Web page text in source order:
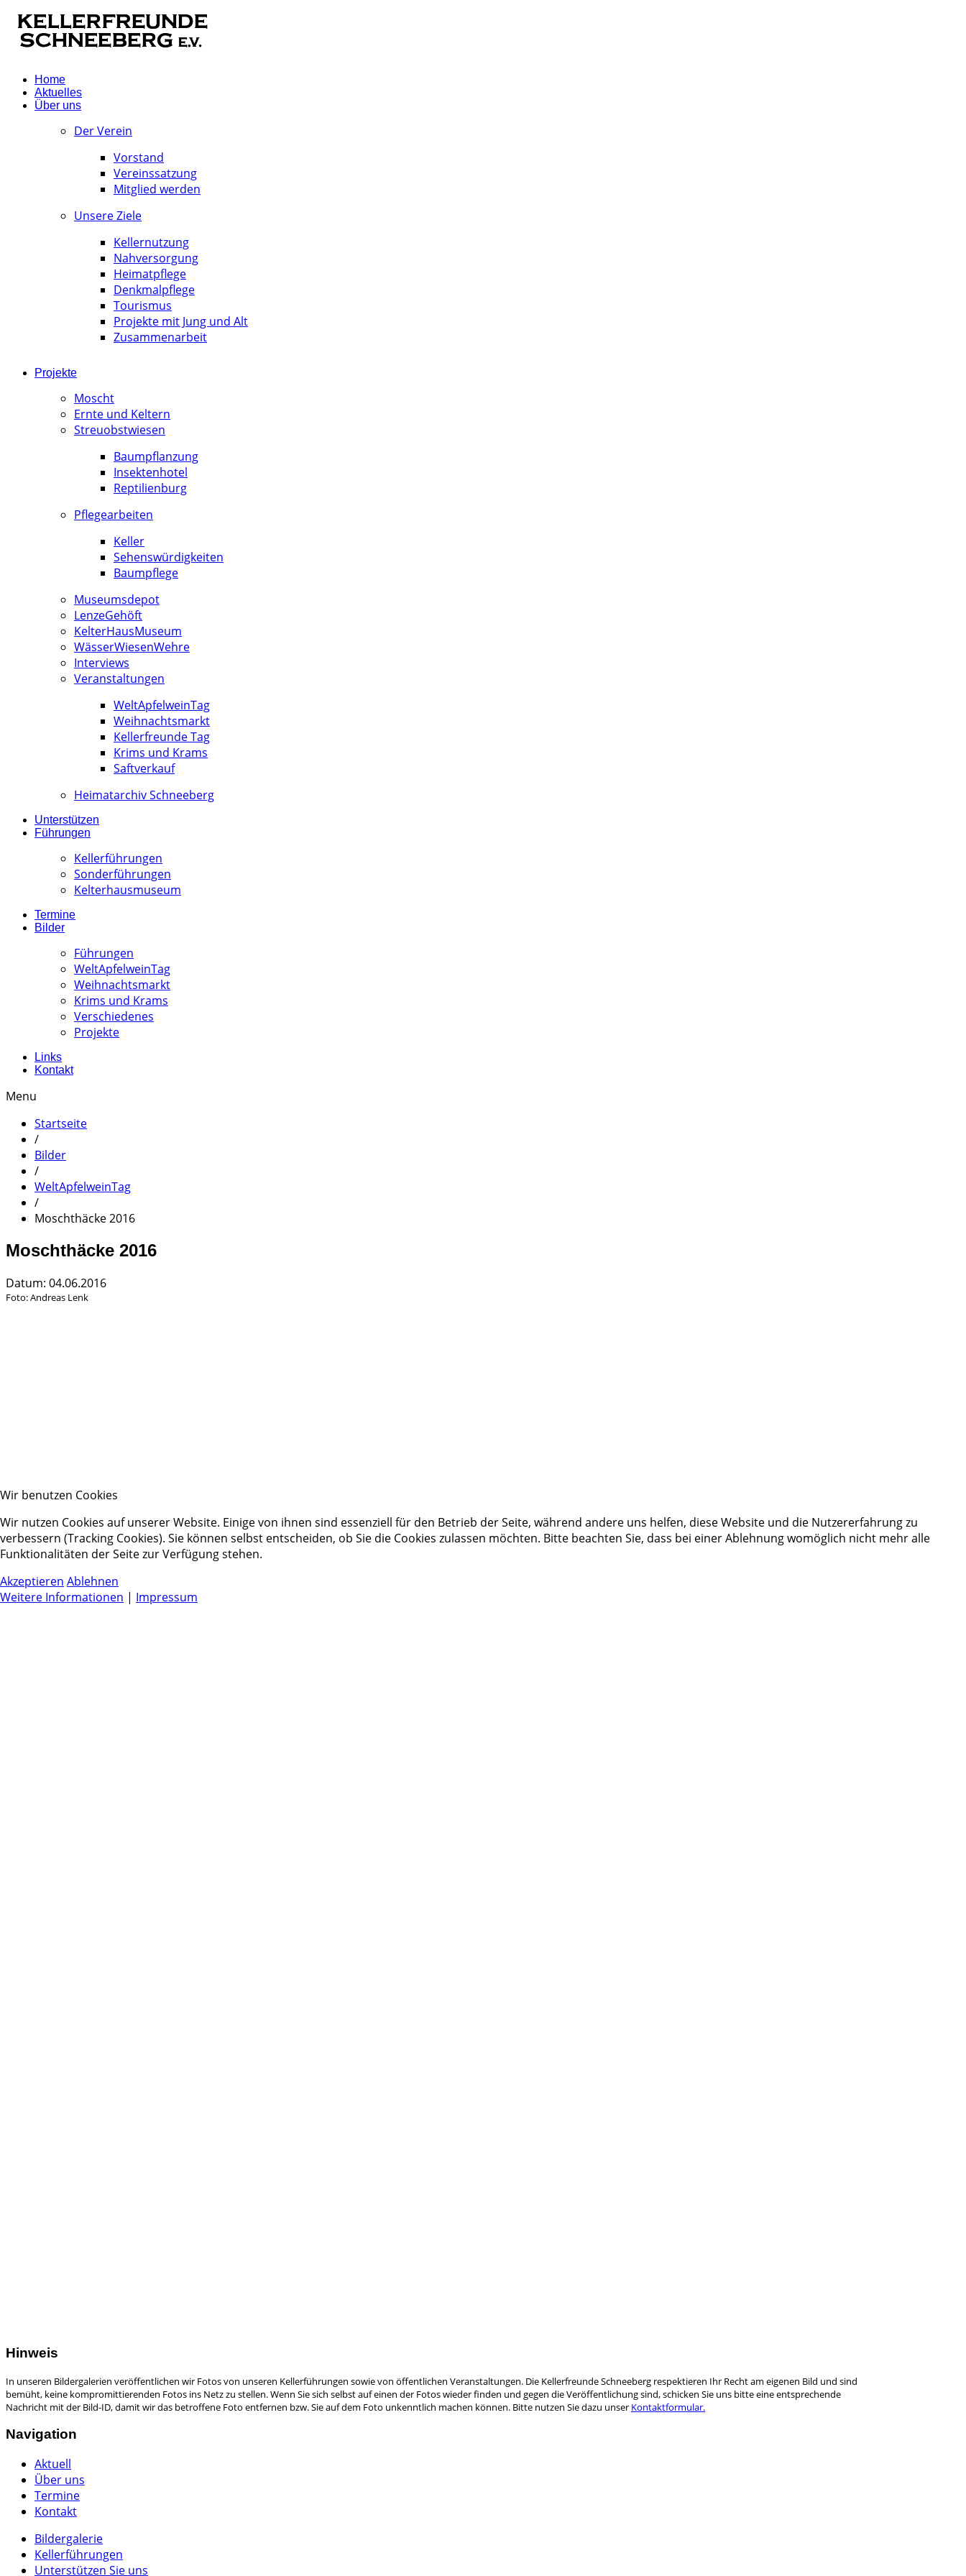
Home
Aktuelles
Über uns
Der Verein
Vorstand
Vereinssatzung
Mitglied werden
Unsere Ziele
Kellernutzung
Nahversorgung
Heimatpflege
Denkmalpflege
Tourismus
Projekte mit Jung und Alt
Zusammenarbeit
Projekte
Moscht
Ernte und Keltern
Streuobstwiesen
Baumpflanzung
Insektenhotel
Reptilienburg
Pflegearbeiten
Keller
Sehenswürdigkeiten
Baumpflege
Museumsdepot
LenzeGehöft
KelterHausMuseum
WässerWiesenWehre
Interviews
Veranstaltungen
WeltApfelweinTag
Weihnachtsmarkt
Kellerfreunde Tag
Krims und Krams
Saftverkauf
Heimatarchiv Schneeberg
Unterstützen
Führungen
Kellerführungen
Sonderführungen
Kelterhausmuseum
Termine
Bilder
Führungen
WeltApfelweinTag
Weihnachtsmarkt
Krims und Krams
Verschiedenes
Projekte
Links
Kontakt
Menu
Startseite
/
Bilder
/
WeltApfelweinTag
/
Moschthäcke 2016
Moschthäcke 2016
Datum: 04.06.2016
Foto: Andreas Lenk
Hinweis
In unseren Bildergalerien veröffentlichen wir Fotos von unseren Kellerführungen sowie von öffentlichen Veranstaltungen. Die Kellerfreunde Schneeberg respektieren Ihr Recht am eigenen Bild und sind
bemüht, keine kompromittierenden Fotos ins Netz zu stellen. Wenn Sie sich selbst auf einen der Fotos wieder finden und gegen die Veröffentlichung sind, schicken Sie uns bitte eine entsprechende
Nachricht mit der Bild-ID, damit wir das betroffene Foto entfernen bzw. Sie auf dem Foto unkenntlich machen können. Bitte nutzen Sie dazu unser Kontaktformular.
Navigation
Aktuell
Über uns
Termine
Kontakt
Bildergalerie
Kellerführungen
Unterstützen Sie uns
Wir benutzen Cookies
Wir nutzen Cookies auf unserer Website. Einige von ihnen sind essenziell für den Betrieb der Seite, während andere uns helfen, diese Website und die Nutzererfahrung zu
verbessern (Tracking Cookies). Sie können selbst entscheiden, ob Sie die Cookies zulassen möchten. Bitte beachten Sie, dass bei einer Ablehnung womöglich nicht mehr alle
Funktionalitäten der Seite zur Verfügung stehen.
Akzeptieren Ablehnen
Weitere Informationen | Impressum